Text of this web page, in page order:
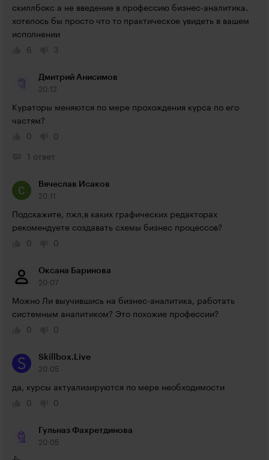
скиллбокс а не введение в профессию бизнес-аналитика.
хотелось бы просто что то практическое увидеть в вашем
исполнении
6
3
Дмитрий Анисимов
20:12
Кураторы меняются по мере прохождения курса по его
частям?
0
0
1 ответ
Вячеслав Исаков
20:11
Подскажите, пжл,в каких графических редакторах
рекомендуете создавать схемы бизнес процессов?
0
0
Оксана Баринова
20:07
Можно Ли выучившись на бизнес-аналитика, работать
системным аналитиком? Это похожие профессии?
0
0
Skillbox.Live
20:05
да, курсы актуализируются по мере необходимости
0
0
Гульназ Фахретдинова
20:05